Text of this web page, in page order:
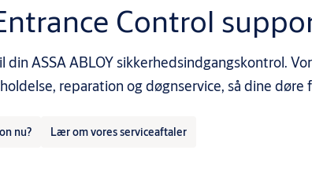
Control
din ASSA ABLOY sikkerhedsindgangskontrol.
reparation og døgnservice, så dine
nu? Lær om vores serviceaftaler